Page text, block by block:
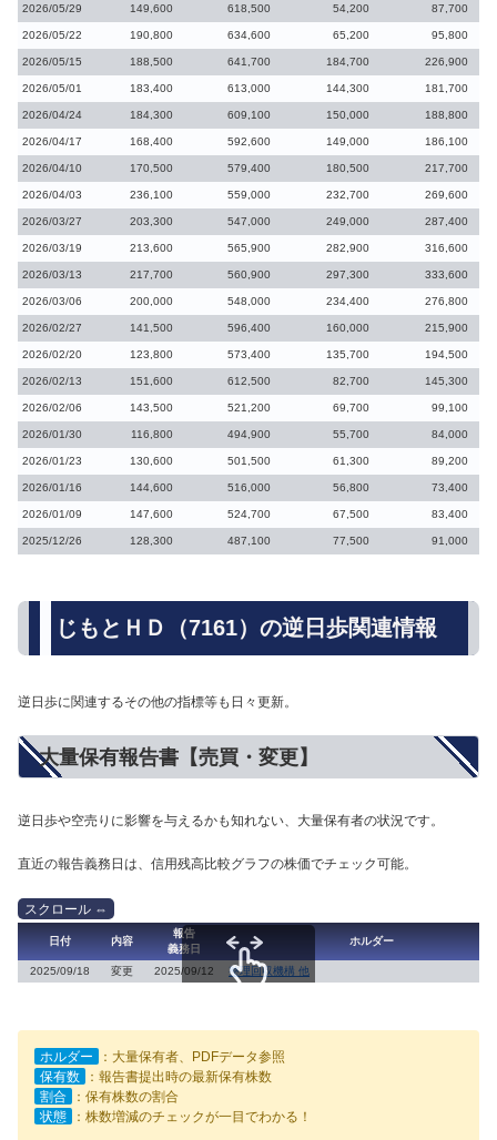
2026/05/29 149,600 618,500 54,200 87,700
2026/05/22 190,800 634,600 65,200 95,800
2026/05/15 188,500 641,700 184,700 226,900
2026/05/01 183,400 613,000 144,300 181,700
2026/04/24 184,300 609,100 150,000 188,800
2026/04/17 168,400 592,600 149,000 186,100
2026/04/10 170,500 579,400 180,500 217,700
2026/04/03 236,100 559,000 232,700 269,600
2026/03/27 203,300 547,000 249,000 287,400
2026/03/19 213,600 565,900 282,900 316,600
2026/03/13 217,700 560,900 297,300 333,600
2026/03/06 200,000 548,000 234,400 276,800
2026/02/27 141,500 596,400 160,000 215,900
2026/02/20 123,800 573,400 135,700 194,500
2026/02/13 151,600 612,500 82,700 145,300
2026/02/06 143,500 521,200 69,700 99,100
2026/01/30 116,800 494,900 55,700 84,000
2026/01/23 130,600 501,500 61,300 89,200
2026/01/16 144,600 516,000 56,800 73,400
2026/01/09 147,600 524,700 67,500 83,400
2025/12/26 128,300 487,100 77,500 91,000
じもとＨＤ（7161）の逆日歩関連情報
逆日歩に関連するその他の指標等も日々更新。
大量保有報告書【売買・変更】
逆日歩や空売りに影響を与えるかも知れない、大量保有者の状況です。
直近の報告義務日は、信用残高比較グラフの株価でチェック可能。
日付 内容
報告
義務日
ホルダー
2025/09/18 変更 2025/09/12 整理回収機構 他
ホルダー
：大量保有者、PDFデータ参照
保有数
：報告書提出時の最新保有株数
割合
：保有株数の割合
状態
：株数増減のチェックが一目でわかる！